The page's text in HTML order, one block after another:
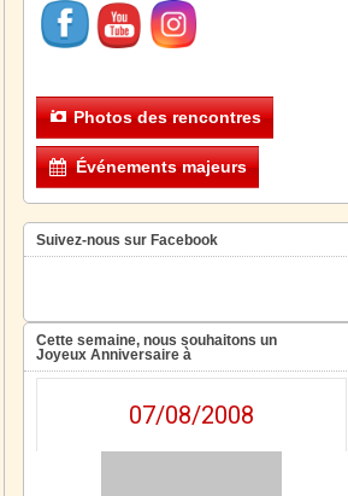
Photos des rencontres
Événements majeurs
Suivez-nous sur Facebook
Cette semaine, nous souhaitons un
Joyeux Anniversaire à
07/08/2008